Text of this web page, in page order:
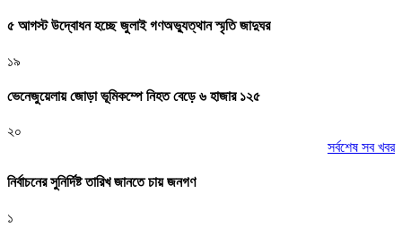
৫ আগস্ট উদ্বোধন হচ্ছে জুলাই গণঅভ্যুত্থান স্মৃতি জাদুঘর
১৯
ভেনেজুয়েলায় জোড়া ভূমিকম্পে নিহত বেড়ে ৬ হাজার ১২৫
২০
সর্বশেষ সব খবর
নির্বাচনের সুনির্দিষ্ট তারিখ জানতে চায় জনগণ
১